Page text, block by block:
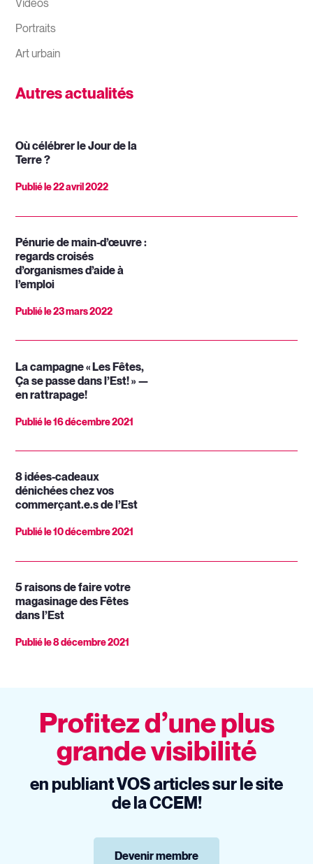
Vidéos
Portraits
Art urbain
Autres actualités
Où célébrer le Jour de la
Terre ?
Publié le22 avril 2022
Pénurie de main-d’œuvre :
regards croisés
d’organismes d’aide à
l’emploi
Publié le23 mars 2022
La campagne « Les Fêtes,
Ça se passe dans l’Est! » —
en rattrapage!
Publié le16 décembre 2021
8 idées-cadeaux
dénichées chez vos
commerçant.e.s de l’Est
Publié le10 décembre 2021
5 raisons de faire votre
magasinage des Fêtes
dans l’Est
Publié le8 décembre 2021
Profitez d’une plus
grande visibilité
en publiant VOS articles sur le site
de la CCEM!
Devenir membre